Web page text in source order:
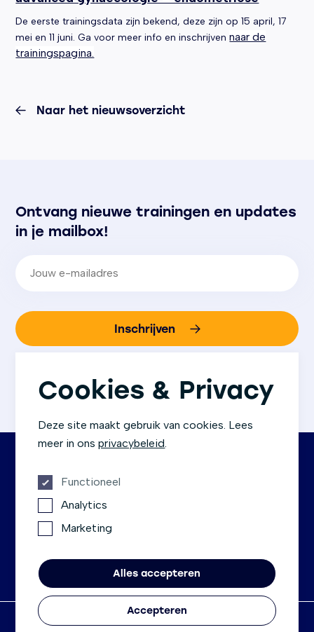
Cookies & Privacy
Deze site maakt gebruik van cookies. Lees
meer in onsprivacybeleid.
Functioneel
Analytics
Marketing
Alles accepteren
Accepteren
De eerste trainingsdata zijn bekend, deze zijn op 15 april, 17
mei en 11 juni. Ga voor meer info en inschrijvennaar de
trainingspagina.
Naar het nieuwsoverzicht
Ontvang nieuwe trainingen en updates
in je mailbox!
Inschrijven
privacybeleid.
Contact
Rembrandtlaan 1c
3723 BG Bilthoven
info@metscenter.nl
Algemene voorwaarden Privacyverklaring